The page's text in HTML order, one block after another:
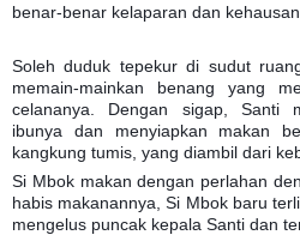
benar-benar kelaparan dan kehausan.
Soleh duduk tepekur di sudut
memain-mainkan benang yang
celananya. Dengan sigap, Santi
ibunya dan menyiapkan makan
kangkung tumis, yang diambil dari
Si Mbok makan dengan perlahan
habis makanannya, Si Mbok baru
mengelus puncak kepala Santi dan